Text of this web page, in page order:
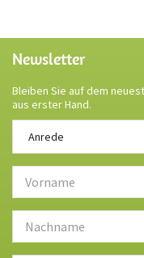
Newsletter
Bleiben Sie auf dem
aus erster Hand.
Anrede
Anrede